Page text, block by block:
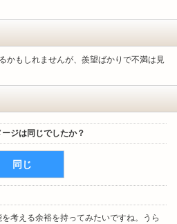
かもしれませんが、羨望ばかりで不満は見
ジは同じでしたか？
同じ
考える余裕を持ってみたいですね。うら